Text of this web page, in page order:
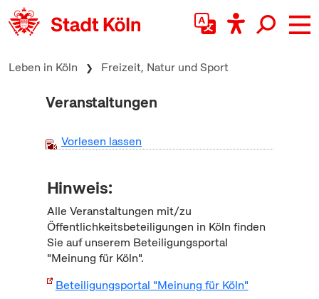
zum Inhalt springen
Leben in Köln Freizeit, Natur und Sport
Veranstaltungen
Vorlesen lassen
Hinweis:
Alle Veranstaltungen mit/zu
Öffentlichkeitsbeteiligungen in Köln finden
Sie auf unserem Beteiligungsportal
"Meinung für Köln".
Beteiligungsportal "Meinung für Köln"